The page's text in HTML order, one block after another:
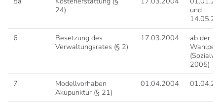
24)
und
6
Besetzung des
Verwaltungsrates (§ 2)
17.03.2004
ab der
2005)
7
Modellvorhaben
Akupunktur (§ 21)
01.04.2004